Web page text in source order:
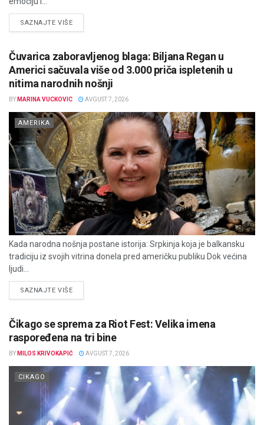
SAZNAJTE VIŠEDETAILS
Čuvarica zaboravljenog blaga: Biljana Regan u
Americi sačuvala više od 3.000 priča ispletenih u
nitima narodnih nošnji
BY MARINA VUCKOVIC AVGUST 7, 2026
AMERIKA
Kada narodna nošnja postane istorija: Srpkinja koja je balkansku
tradiciju iz svojih vitrina donela pred američku publiku Dok većina
ljudi...
SAZNAJTE VIŠEDETAILS
Čikago se sprema za Riot Fest: Velika imena
raspoređena na tri bine
BY MILOS KRIVOKAPIĆ AVGUST 7, 2026
CIKAGO